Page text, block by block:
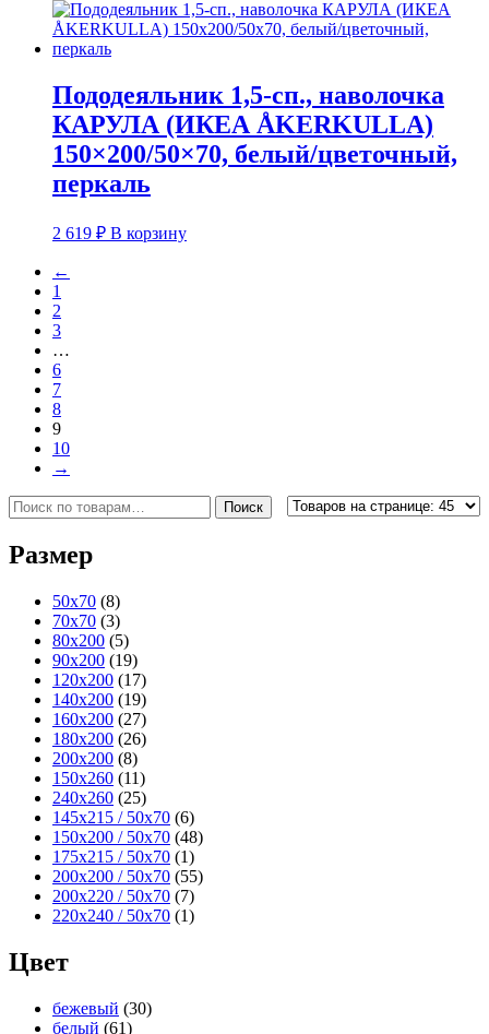
Пододеяльник 1,5-сп., наволочка
КАРУЛА (ИКЕА ÅKERKULLA)
150×200/50×70, белый/цветочный,
перкаль
2 619 ₽ В корзину
←
1
2
3
…
6
7
8
9
10
→
Искать:
Поиск
Размер
50x70 (8)
70x70 (3)
80x200 (5)
90x200 (19)
120x200 (17)
140x200 (19)
160x200 (27)
180x200 (26)
200x200 (8)
150x260 (11)
240x260 (25)
145x215 / 50x70 (6)
150x200 / 50x70 (48)
175x215 / 50x70 (1)
200x200 / 50x70 (55)
200x220 / 50x70 (7)
220x240 / 50x70 (1)
Цвет
бежевый (30)
белый (61)